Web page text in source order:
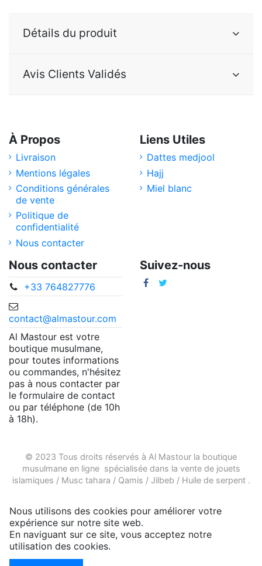
Détails du produit
Avis Clients Validés
À Propos
Livraison
Mentions légales
Conditions générales
de vente
Politique de
confidentialité
Nous contacter
Liens Utiles
Dattes medjool
Hajj
Miel blanc
Nous contacter
+33 764827776
contact@almastour.com
Al Mastour est votre
boutique musulmane,
pour toutes informations
ou commandes, n'hésitez
pas à nous contacter par
le formulaire de contact
ou par téléphone (de 10h
à 18h).
Suivez-nous
© 2023 Tous droits réservés à Al Mastour la boutique
musulmane en lignespécialisée dans la vente de jouets
islamiques / Musc tahara / Qamis / Jilbeb / Huile de serpent.
Nous utilisons des cookies pour améliorer votre
expérience sur notre site web.
En naviguant sur ce site, vous acceptez notre
utilisation des cookies.